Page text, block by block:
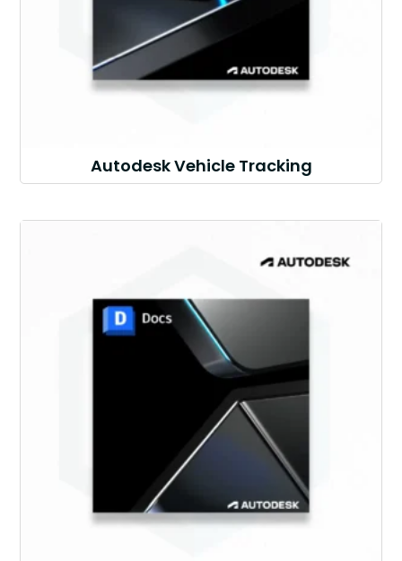
Autodesk Vehicle Tracking